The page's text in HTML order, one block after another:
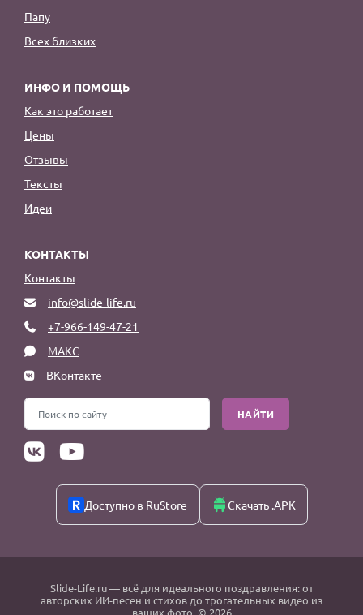
Папу
Всех близких
ИНФО И ПОМОЩЬ
Как это работает
Цены
Отзывы
Тексты
Идеи
КОНТАКТЫ
Контакты
info@slide-life.ru
+7-966-149-47-21
МАКС
ВКонтакте
НАЙТИ
Доступно в RuStore Скачать .APK
Slide-Life.ru— всё для идеального поздравления: от
авторских ИИ-песен и стихов до трогательных видео из
ваших фото. © 2026